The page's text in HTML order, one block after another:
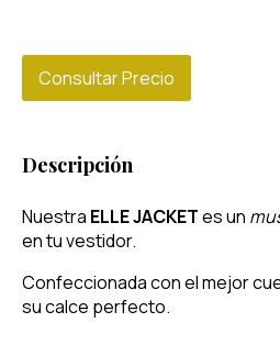
Consultar Precio
Descripción
Nuestra ELLE JACKETes un
en tu vestidor.
Confeccionada con el mejor
su calce perfecto.